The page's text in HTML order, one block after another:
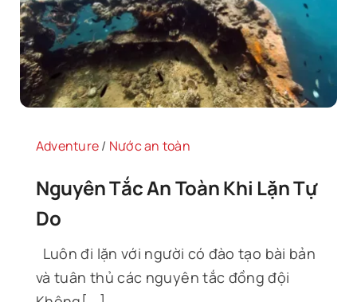
Tin Tức
Liên Hệ
Adventure/ Nước an toàn
Nguyên Tắc An Toàn Khi Lặn Tự
Do
Luôn đi lặn với người có đào tạo bài bản
và tuân thủ các nguyên tắc đồng đội